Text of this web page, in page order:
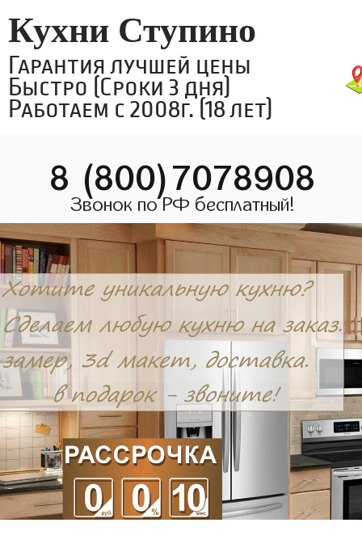
Кухни Ступино
Гарантия лучшей цены
Быстро (Сроки 3 дня)
Работаем с 2008г. (18 лет)
8 (800)7078908
Звонок по РФ бесплатный!